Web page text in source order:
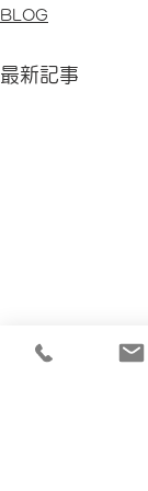
BLOG
最新記事